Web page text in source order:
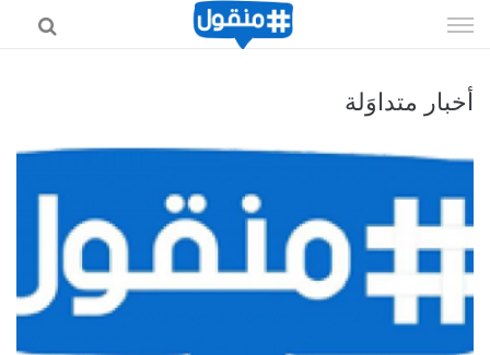
الى
أخبار متداوَلة